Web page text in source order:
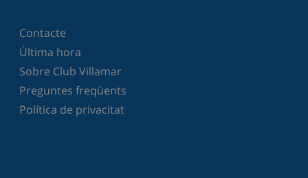
Contacte
Última hora
Sobre Club Villamar
Preguntes freqüents
Política de privacitat